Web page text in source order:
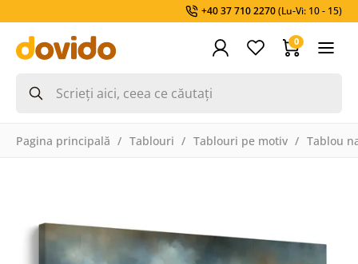
+40 37 710 2270(Lu-Vi: 10 - 15)
0
Pagina principală Tablouri Tablouri pe motiv Tablou